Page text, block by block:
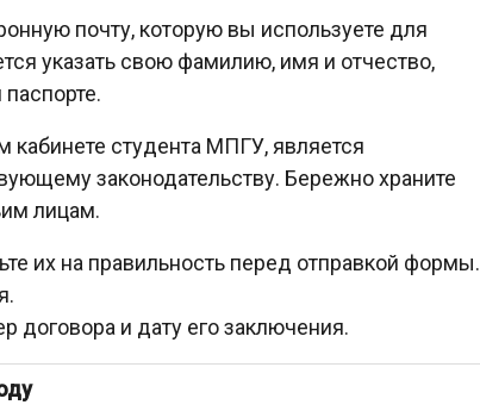
почту, которую вы используете для
указать свою фамилию, имя и отчество,
студента МПГУ, является
законодательству. Бережно храните
лицам.
их на правильность перед отправкой формы.
договора и дату его заключения.